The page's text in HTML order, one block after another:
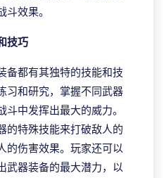
效果。
技巧
备都有其独特的技能和技
习和研究，掌握不同武器
中发挥出最大的威力。
的特殊技能来打破敌人的
的伤害效果。玩家还可以
武器装备的最大潜力，以